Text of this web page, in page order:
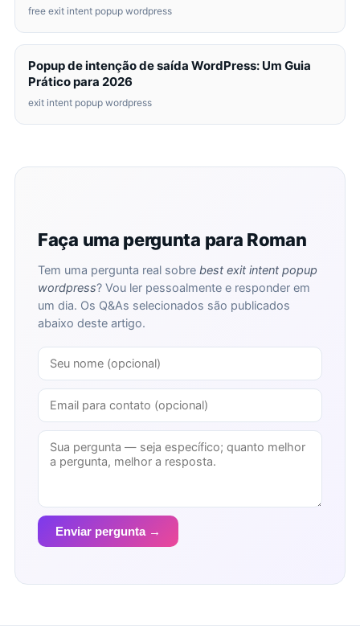
free exit intent popup wordpress
Popup de intenção de saída WordPress: Um Guia
Prático para 2026
exit intent popup wordpress
Faça uma pergunta para Roman
Tem uma pergunta real sobre best exit intent popup
wordpress? Vou ler pessoalmente e responder em
um dia. Os Q&As selecionados são publicados
abaixo deste artigo.
Enviar pergunta →